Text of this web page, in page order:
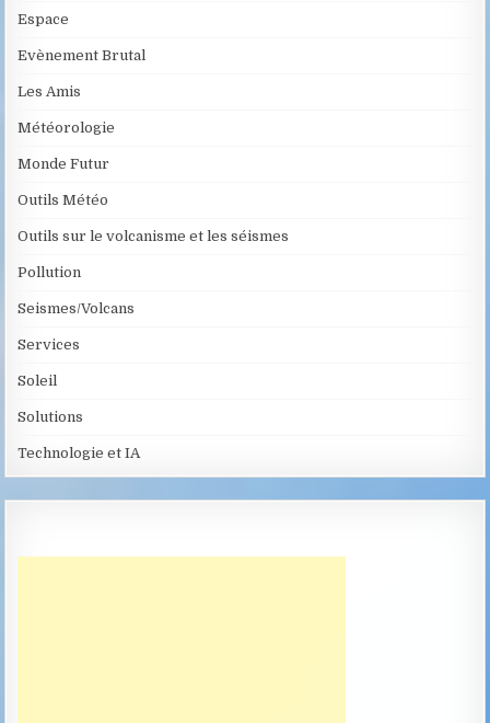
Espace
Evènement Brutal
Les Amis
Météorologie
Monde Futur
Outils Météo
Outils sur le volcanisme et les séismes
Pollution
Seismes/Volcans
Services
Soleil
Solutions
Technologie et IA